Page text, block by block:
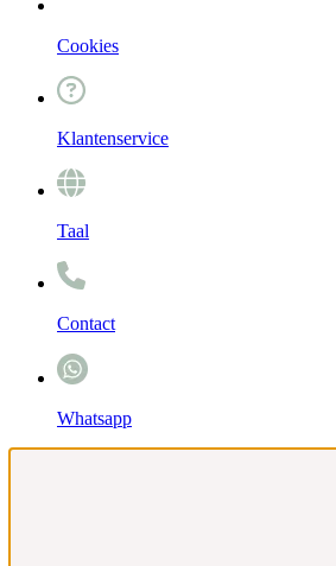
Cookies
Klantenservice
Taal
Contact
Whatsapp